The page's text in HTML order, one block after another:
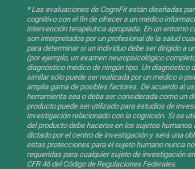
* Las evaluaciones de CogniFit están diseñadas
cognitivo con el fin de ofrecer a un médico
intervención terapéutica apropiada. En un entorno
son interpretados por un profesional de la salud
para determinar si un individuo debe ser dirigido a
(por ejemplo, un examen neuropsicológico
diagnóstico médico de ningún tipo. Un diagnóstico
similar sólo puede ser realizada por un médico o
amplia gama de posibles factores. De acuerdo al
herramienta sea o deba ser considerada como un
producto puede ser utilizado para estudios de
investigación relacionado con la cognición. Si se
del producto debe hacerse en los sujetos
dictado por el centro de investigación y será una
estas protecciones para el sujeto humano nunca
requeridas para cualquier sujeto de investigación
CFR 46 del Código de Regulaciones Federales.